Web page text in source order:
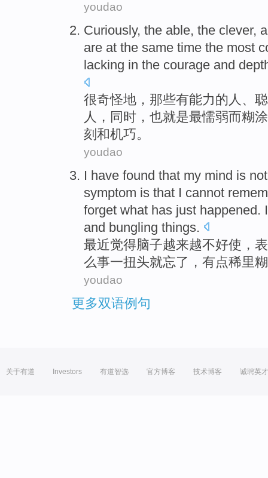
youdao
Curiously, the able, the clever,
are at the same time the most
lacking in the courage and
很奇怪地， 那些有能力的 人、
人， 同时 ，也就是最懦弱而糊涂
刻 和机巧。
youdao
I have found that my mind is
symptom is that I cannot
forget what has just happened.
and bungling things.
最近觉得脑子越来越不好使，
么事一扭头就忘了，有点稀里
youdao
更多双语例句
关于有道 Investors 有道智选 官方博客 技术博客 诚聘英才